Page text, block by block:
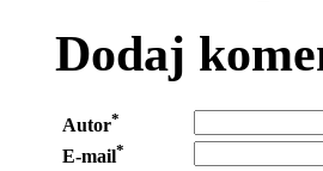
Dodaj
Autor*
E-mail*